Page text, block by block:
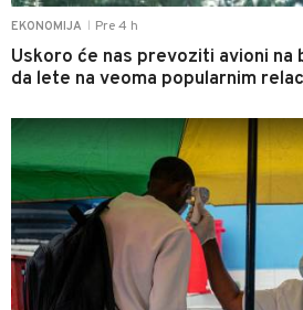
EKONOMIJA Pre 4 h
Uskoro će nas prevoziti avioni na
da lete na veoma popularnim